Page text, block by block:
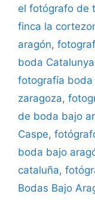
el fotógrafo de
finca la
aragón,
boda Catalunya
fotografía boda
zaragoza,
de boda bajo
Caspe,
boda bajo
cataluña,
Bodas Bajo